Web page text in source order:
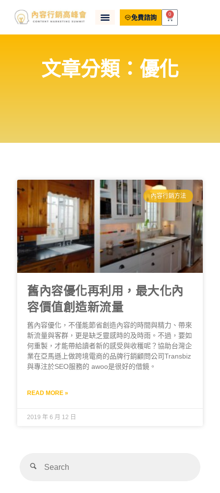
免費諮詢 0
文章分類：優化
內容行銷方法
舊內容優化再利用，最大化內
容價值創造新流量
舊內容優化，不僅能節省創造內容的時間與精力、帶來
新流量與客群，更是缺乏靈感時的及時雨。不過，要如
何重製，才能帶給讀者新的感受與收穫呢？協助台灣企
業在亞馬遜上做跨境電商的品牌行銷顧問公司Transbiz
與專注於SEO服務的 awoo是很好的借鏡。
READ MORE »
2019 年 6 月 12 日